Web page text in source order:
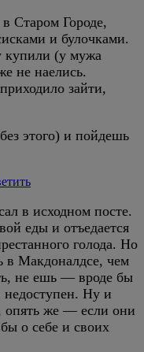
Старом Городе,
и булочками.
(у мужа
не наелись.
зайти,
этого) и пойдешь
в исходном посте.
еды и отъедается
голода. Но
в Макдоналдсе, чем
не ешь — вроде бы
Ну и
опять же — если они
о себе и своих